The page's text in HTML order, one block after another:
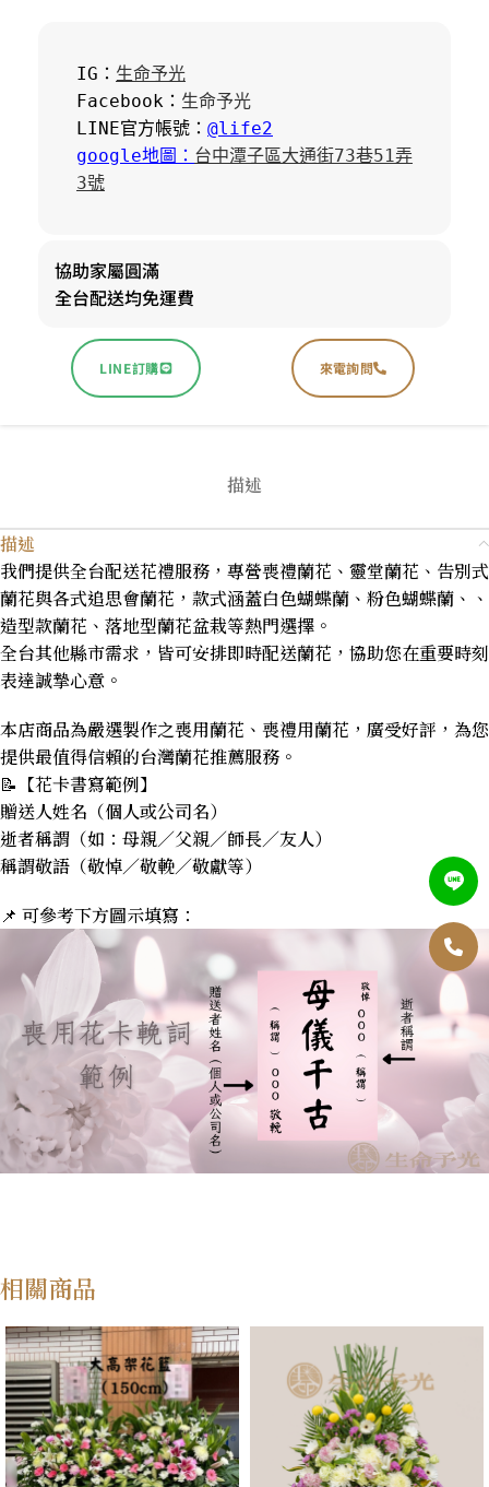
IG： 生命予光
Facebook： 生命予光
LINE官方帳號： @life2
google地圖： 台中潭子區大通街73巷51弄
3號
協助家屬圓滿
全台配送均免運費
LINE訂購 來電詢問
描述
描述
我們提供全台配送花禮服務，專營喪禮蘭花、靈堂蘭花、告別式
蘭花與各式追思會蘭花，款式涵蓋白色蝴蝶蘭、粉色蝴蝶蘭、、
造型款蘭花、落地型蘭花盆栽等熱門選擇。
全台其他縣市需求，皆可安排即時配送蘭花，協助您在重要時刻
表達誠摯心意。
本店商品為嚴選製作之喪用蘭花、喪禮用蘭花，廣受好評，為您
提供最值得信賴的台灣蘭花推薦服務。
📝【花卡書寫範例】
贈送人姓名（個人或公司名）
逝者稱謂（如：母親／父親／師長／友人）
稱謂敬語（敬悼／敬輓／敬獻等）
📌 可參考下方圖示填寫：
相關商品